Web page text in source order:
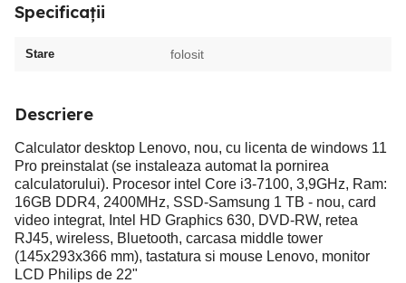
Specificații
Stare folosit
Descriere
Calculator desktop Lenovo, nou, cu licenta de windows 11
Pro preinstalat (se instaleaza automat la pornirea
calculatorului). Procesor intel Core i3-7100, 3,9GHz, Ram:
16GB DDR4, 2400MHz, SSD-Samsung 1 TB - nou, card
video integrat, Intel HD Graphics 630, DVD-RW, retea
RJ45, wireless, Bluetooth, carcasa middle tower
(145x293x366 mm), tastatura si mouse Lenovo, monitor
LCD Philips de 22"